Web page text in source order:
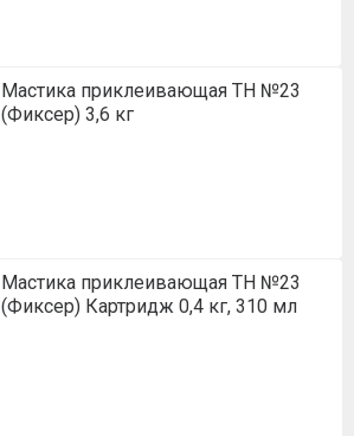
Мастика приклеивающая ТН №23
(Фиксер) 3,6 кг
Мастика приклеивающая ТН №23
(Фиксер) Картридж 0,4 кг, 310 мл